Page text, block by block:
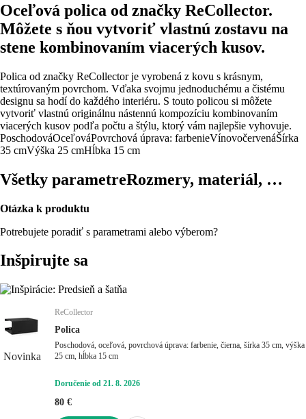
Oceľová polica od značky ReCollector.
Môžete s ňou vytvoriť vlastnú zostavu na
stene kombinovaním viacerých kusov.
Polica od značky ReCollector je vyrobená z kovu s krásnym,
textúrovaným povrchom. Vďaka svojmu jednoduchému a čistému
designu sa hodí do každého interiéru. S touto policou si môžete
vytvoriť vlastnú originálnu nástennú kompozíciu kombinovaním
viacerých kusov podľa počtu a štýlu, ktorý vám najlepšie vyhovuje.
PoschodováOceľováPovrchová úprava: farbenieVínovočervenáŠírka
35 cmVýška 25 cmHĺbka 15 cm
Všetky parametreRozmery, materiál, …
Otázka k produktu
Potrebujete poradiť s parametrami alebo výberom?
Inšpirujte sa
Novinka
ReCollector
Polica
Poschodová, oceľová, povrchová úprava: farbenie, čierna, šírka 35 cm, výška
25 cm, hĺbka 15 cm
Doručenie od 21. 8. 2026
80 €